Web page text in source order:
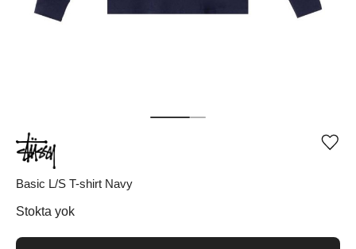
Basic L/S T-shirt Navy
Stokta yok